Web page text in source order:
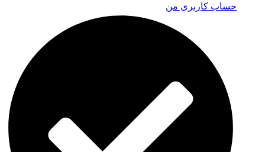
حساب کاربری من